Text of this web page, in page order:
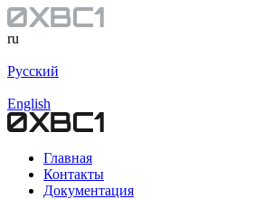
ru
Русский
English
Главная
Контакты
Документация